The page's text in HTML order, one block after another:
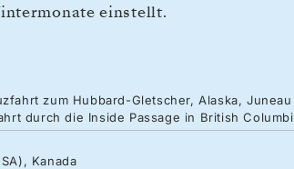
einstellt.
zum Hubbard-Gletscher, Alaska,
durch die Inside Passage in British
Kanada